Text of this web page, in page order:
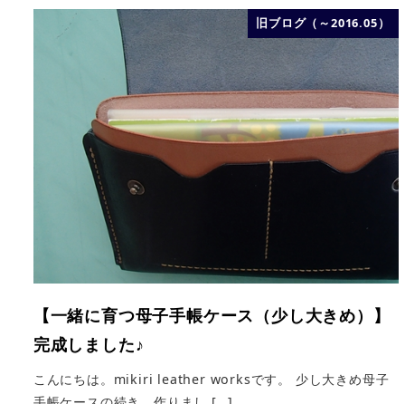
旧ブログ（～2016.05）
【一緒に育つ母子手帳ケース（少し大きめ）】
完成しました♪
こんにちは。mikiri leather worksです。 少し大きめ母子